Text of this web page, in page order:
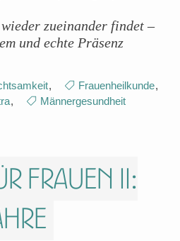
zueinander findet –
und echte Präsenz
, Frauenheilkunde,
, Männergesundheit
Frauen II: